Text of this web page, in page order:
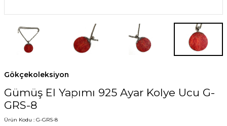
Gökçekoleksiyon
Gümüş El Yapımı 925 Ayar Kolye Ucu G-
GRS-8
Ürün Kodu : G-GRS-8